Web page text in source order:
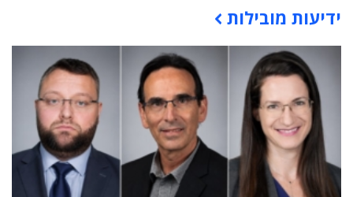
ידיעות מובילות